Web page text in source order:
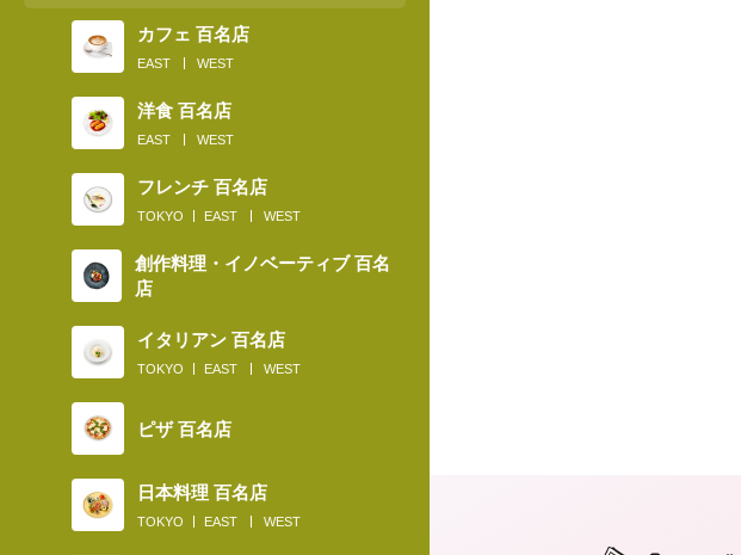
カフェ 百名店
EAST WEST
洋食 百名店
EAST WEST
フレンチ 百名店
TOKYO EAST WEST
創作料理・イノベーティブ 百名
店
イタリアン 百名店
TOKYO EAST WEST
ピザ 百名店
日本料理 百名店
TOKYO EAST WEST